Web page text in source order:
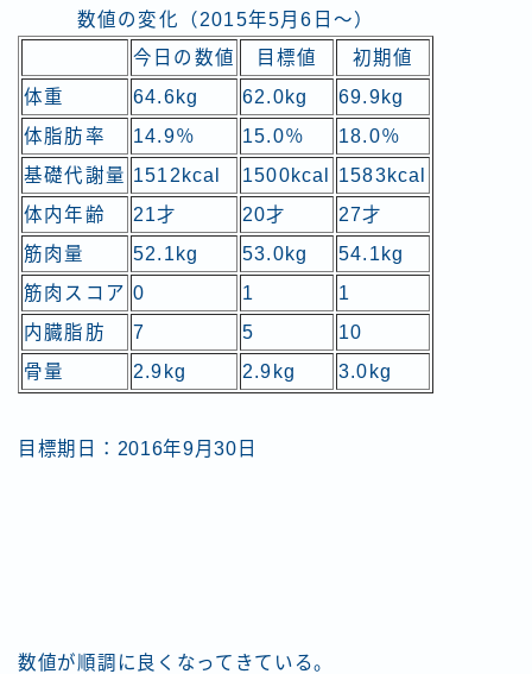
数値の変化（2015年5月6日～）
今日の数値
目標値
初期値
体重
64.6kg 62.0kg
69.9kg
体脂肪率
14.9％ 15.0％
18.0％
基礎代謝量 1512kcal 1500kcal
1583kcal
体内年齢
21才 20才
27才
筋肉量
52.1kg 53.0kg
54.1kg
筋肉スコア 0 1
1
内臓脂肪
7 5
10
骨量
2.9kg 2.9kg 3.0kg
目標期日：2016年9月30日
数値が順調に良くなってきている。